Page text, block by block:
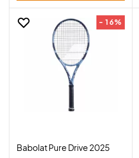
- 16%
Babolat Pure Drive 2025